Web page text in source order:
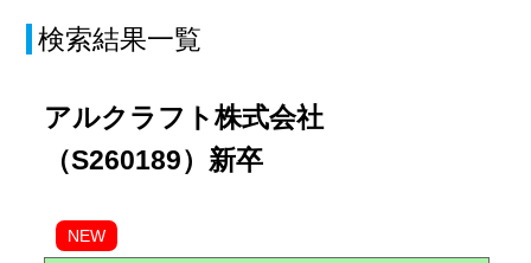
検索結果一覧
アルクラフト株式会社
（S260189）新卒
NEW